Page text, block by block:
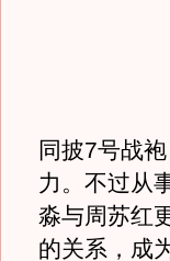
同披7号战
力。不过从
淼与周苏红
的关系，成